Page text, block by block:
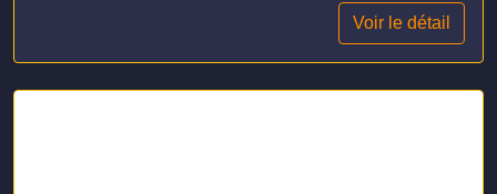
Voir le détail